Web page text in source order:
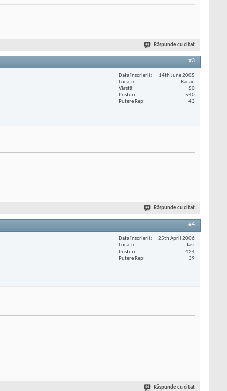
Răspunde cu citat
#3
Data înscrierii
14th June 2005
Locaţie
Bacau
Vârstă
50
Posturi
540
Putere Rep
43
Răspunde cu citat
#4
Data înscrierii
25th April 2006
Locaţie
Iasi
Posturi
424
Putere Rep
39
Răspunde cu citat